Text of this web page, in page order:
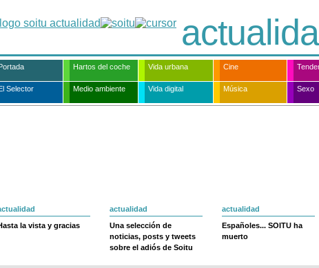
Hartos del coche Vida urbana Cine
Selector Medio ambiente Vida digital Música Sexo
la vista y gracias
actualidad
Una selección de
noticias, posts y tweets
sobre el adiós de Soitu
actualidad
Españoles... SOITU ha
muerto